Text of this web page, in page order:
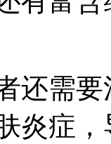
还需
炎症